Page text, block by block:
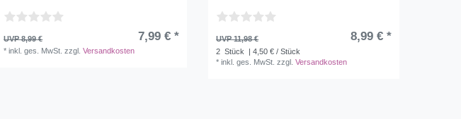
UVP 8,99 € 7,99 € *
*inkl. ges. MwSt. zzgl.Versandkosten
UVP 11,98 € 8,99 € *
2 Stück
| 4,50 € / Stück
*inkl. ges. MwSt. zzgl.Versandkosten